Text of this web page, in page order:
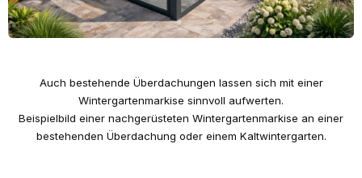
Auch bestehende Überdachungen lassen sich mit einer
Wintergartenmarkise sinnvoll aufwerten.
Beispielbild einer nachgerüsteten Wintergartenmarkise an einer
bestehenden Überdachung oder einem Kaltwintergarten.